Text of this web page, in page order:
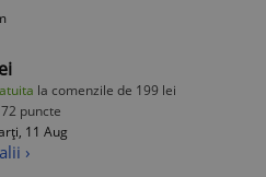
la comenzile de 199 lei
puncte
11 Aug
›